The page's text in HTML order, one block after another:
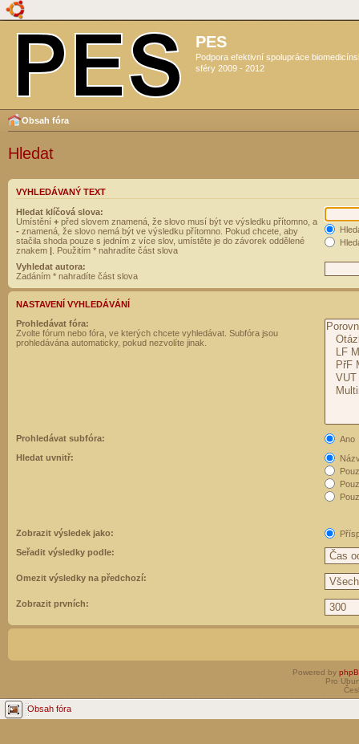
PES
Podpora efektivní spolupráce
sféry 2009 - 2012
Obsah fóra
Hledat
VYHLEDÁVANÝ TEXT
Hledat klíčová slova:
Umístění + před slovem znamená, že slovo musí být ve výsledku přítomno, a
- znamená, že slovo nemá být ve výsledku přítomno. Pokud chcete, aby
stačila shoda pouze s jedním z více slov, umístěte je do závorek oddělené
znakem | . Použitím * nahradíte část slova
Vyhledat autora:
Zadáním * nahradíte část slova
NASTAVENÍ VYHLEDÁVÁNÍ
Prohledávat fóra:
Zvolte fórum nebo fóra, ve kterých chcete vyhledávat. Subfóra jsou
prohledávána automaticky, pokud nezvolíte jinak.
Prohledávat subfóra:
Ano
Hledat uvnitř:
Zobrazit výsledek jako:
Seřadit výsledky podle:
Omezit výsledky na předchozí:
Zobrazit prvních:
Powered by
Pro
Obsah fóra